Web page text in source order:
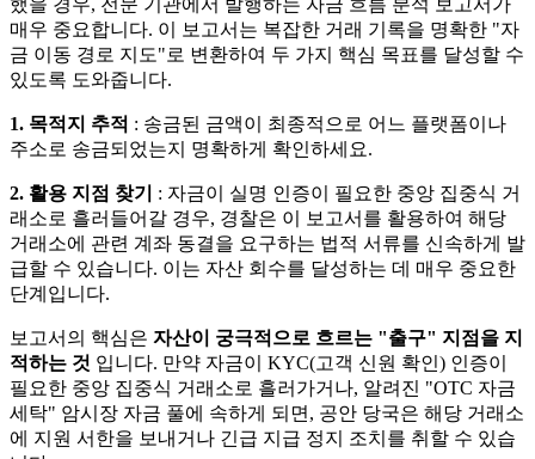
했을 경우, 전문 기관에서 발행하는 자금 흐름 분석 보고서가
매우 중요합니다. 이 보고서는 복잡한 거래 기록을 명확한 "자
금 이동 경로 지도"로 변환하여 두 가지 핵심 목표를 달성할 수
있도록 도와줍니다.
1. 목적지 추적 : 송금된 금액이 최종적으로 어느 플랫폼이나
주소로 송금되었는지 명확하게 확인하세요.
2. 활용 지점 찾기
: 자금이 실명 인증이 필요한 중앙 집중식 거
래소로 흘러들어갈 경우, 경찰은 이 보고서를 활용하여 해당
거래소에 관련 계좌 동결을 요구하는 법적 서류를 신속하게 발
급할 수 있습니다. 이는 자산 회수를 달성하는 데 매우 중요한
단계입니다.
보고서의 핵심은 자산이 궁극적으로 흐르는 "출구" 지점을 지
적하는 것 입니다. 만약 자금이 KYC(고객 신원 확인) 인증이
필요한 중앙 집중식 거래소로 흘러가거나, 알려진 "OTC 자금
세탁" 암시장 자금 풀에 속하게 되면, 공안 당국은 해당 거래소
에 지원 서한을 보내거나 긴급 지급 정지 조치를 취할 수 있습